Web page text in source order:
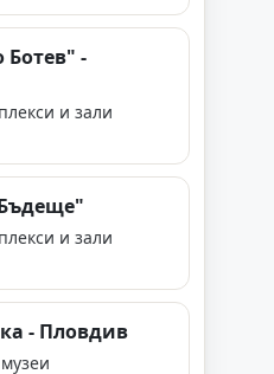
Ботев" -
и зали
и зали
- Пловдив